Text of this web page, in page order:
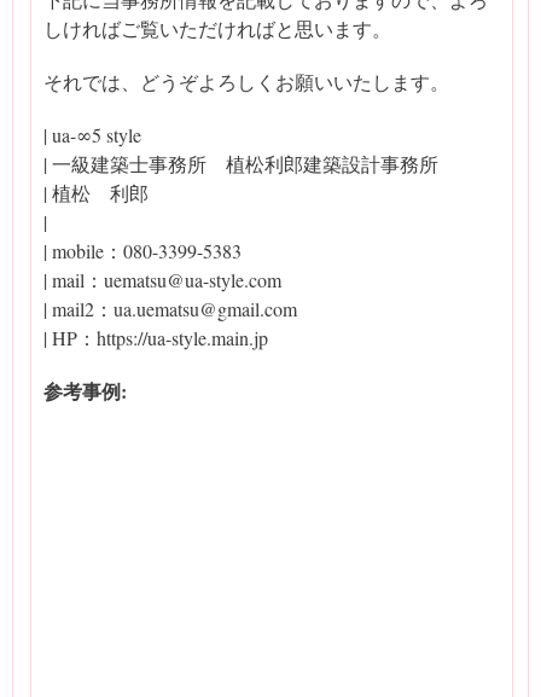
しければご覧いただければと思います。
それでは、どうぞよろしくお願いいたします。
| ua-∞5 style
| 一級建築士事務所 植松利郎建築設計事務所
| 植松 利郎
|
| mobile：080-3399-5383
| mail：uematsu@ua-style.com
| mail2：ua.uematsu@gmail.com
| HP：https://ua-style.main.jp
参考事例: